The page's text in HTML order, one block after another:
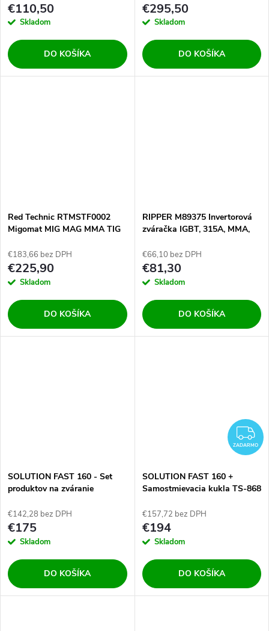
€110,50
Skladom
DO KOŠÍKA
€295,50
Skladom
DO KOŠÍKA
Red Technic RTMSTF0002
Migomat MIG MAG MMA TIG
€183,66 bez DPH
€225,90
Skladom
DO KOŠÍKA
RIPPER M89375 Invertorová
zváračka IGBT, 315A, MMA,
€66,10 bez DPH
€81,30
Skladom
DO KOŠÍKA
SOLUTION FAST 160 - Set
produktov na zváranie
€142,28 bez DPH
€175
Skladom
DO KOŠÍKA
ZADARMO
SOLUTION FAST 160 +
Samostmievacia kukla TS-868
€157,72 bez DPH
€194
Skladom
DO KOŠÍKA